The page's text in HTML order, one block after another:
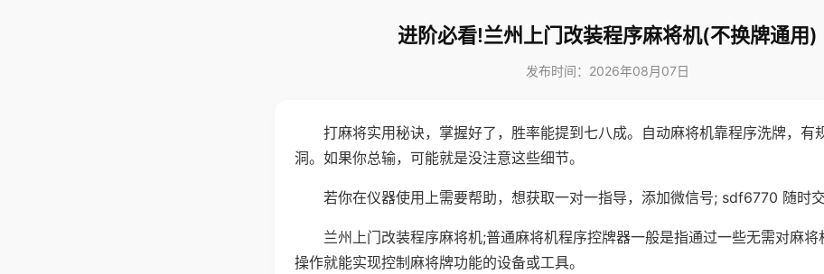
进阶必看!兰州上门改装程序麻将机(不换牌通用)
发布时间：2026年08月07日
打麻将实用秘诀，掌握好了，胜率能提到七八成。自动麻将机靠程序洗牌，有
洞。如果你总输，可能就是没注意这些细节。
若你在仪器使用上需要帮助，想获取一对一指导，添加微信号; sdf6770 随时交
兰州上门改装程序麻将机;普通麻将机程序控牌器一般是指通过一些无需对麻
操作就能实现控制麻将牌功能的设备或工具。